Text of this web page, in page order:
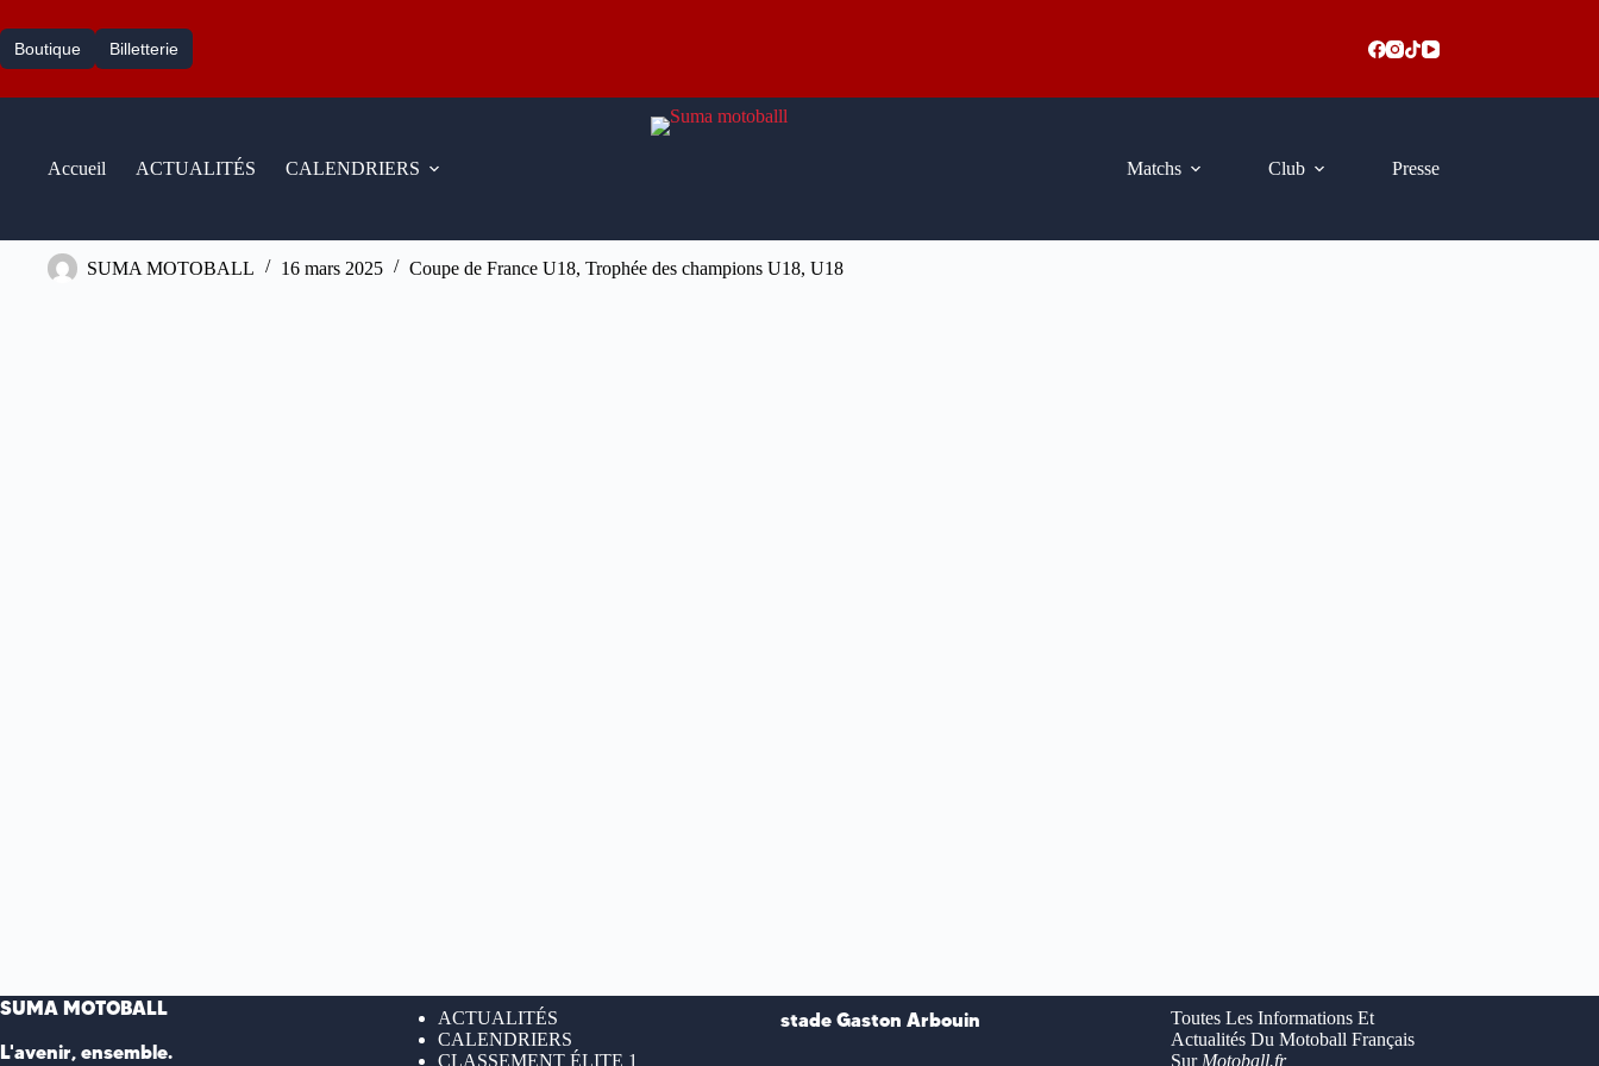
au
contenu
Boutique Billetterie
Accueil ACTUALITÉS CALENDRIERS Matchs Club Presse
SUMA MOTOBALL 16 mars 2025 Coupe de France U18, Trophée des champions U18, U18
SUMA MOTOBALL
L'avenir, ensemble.
ACTUALITÉS
CALENDRIERS
CLASSEMENT ÉLITE 1
stade Gaston Arbouin
Toutes Les Informations Et
Actualités Du Motoball Français
Sur Motoball.fr